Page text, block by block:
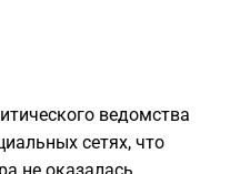
ведомства
сетях, что